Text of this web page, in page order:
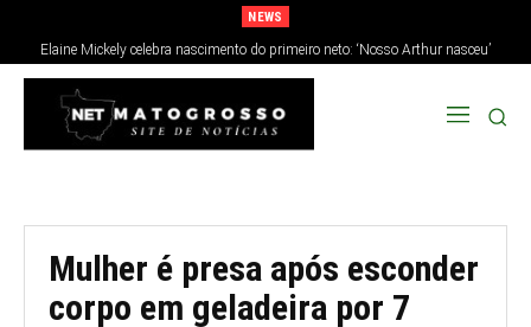
NEWS
Elaine Mickely celebra nascimento do primeiro neto: ‘Nosso Arthur nasceu’
Mulher é presa após esconder
corpo em geladeira por 7